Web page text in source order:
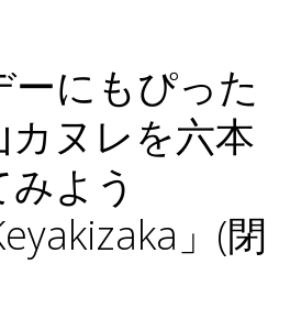
にもぴった
カヌレを六本
よう
」(閉